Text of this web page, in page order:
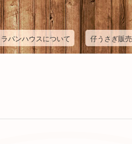
ラパンハウスについて 仔うさぎ販売